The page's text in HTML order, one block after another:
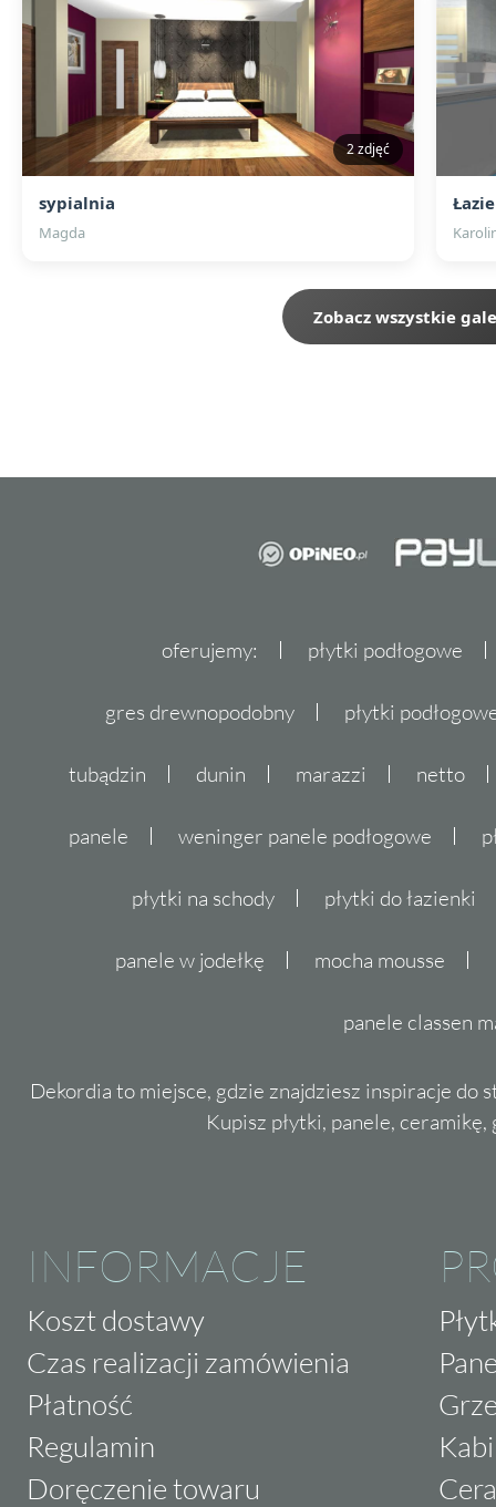
2 zdjęć
sypialnia
Magda
Zobacz wszystkie
oferujemy: płytki podłogowe
gres drewnopodobny płytki
tubądzin dunin marazzi netto
panele weninger panele podłogowe
płytki na schody płytki do łazienki
panele w jodełkę mocha mousse
panele classen
Dekordia to miejsce, gdzie znajdziesz inspiracje do
Kupisz płytki, panele,
INFORMACJE
Koszt dostawy
Czas realizacji zamówienia
Płatność
Regulamin
Doręczenie towaru